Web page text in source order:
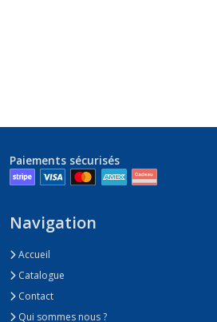
Paiements sécurisés
Navigation
Accueil
Catalogue
Contact
Qui sommes nous ?